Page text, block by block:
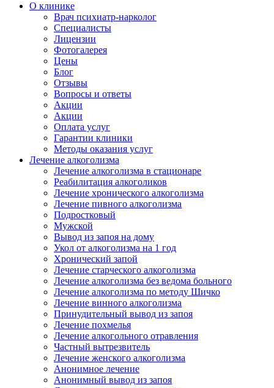
О клинике
Врач психиатр-нарколог
Специалисты
Лицензии
Фотогалерея
Цены
Блог
Отзывы
Вопросы и ответы
Акции
Акции
Оплата услуг
Гарантии клиники
Методы оказания услуг
Лечение алкоголизма
Лечение алкоголизма в стационаре
Реабилитация алкоголиков
Лечение хронического алкоголизма
Лечение пивного алкоголизма
Подростковый
Мужской
Вывод из запоя на дому
Укол от алкоголизма на 1 год
Хронический запой
Лечение старческого алкоголизма
Лечение алкоголизма без ведома больного
Лечение алкоголизма по методу Шичко
Лечение винного алкоголизма
Принудительный вывод из запоя
Лечение похмелья
Лечение алкогольного отравления
Частный вытрезвитель
Лечение женского алкоголизма
Анонимное лечение
Анонимный вывод из запоя